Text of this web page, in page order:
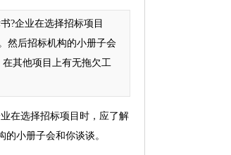
?企业在选择招标项目
然后招标机构的小册子会
其他项目上有无拖欠工
在选择招标项目时，应了解
小册子会和你谈谈。